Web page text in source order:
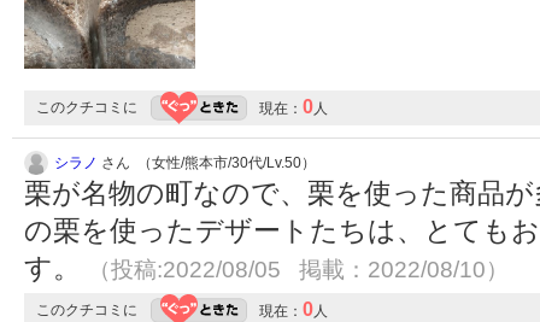
このクチコミに 現在： 0人
シラノ さん （女性/熊本市/30代/Lv.50）
栗が名物の町なので、栗を使った商品
の栗を使ったデザートたちは、とても
す。
（投稿:2022/08/05 掲載：2022/08/10）
このクチコミに 現在： 0人